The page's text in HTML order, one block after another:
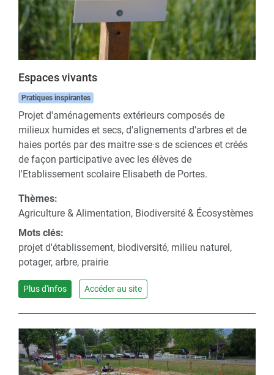
Espaces vivants
Pratiques inspirantes
Projet d'aménagements extérieurs composés de
milieux humides et secs, d'alignements d'arbres et de
haies portés par des maitre·sse·s de sciences et créés
de façon participative avec les élèves de
l'Etablissement scolaire Elisabeth de Portes.
Thèmes:
Agriculture & Alimentation, Biodiversité & Écosystèmes
Mots clés:
projet d'établissement, biodiversité, milieu naturel,
potager, arbre, prairie
Plus d'infos Accéder au site